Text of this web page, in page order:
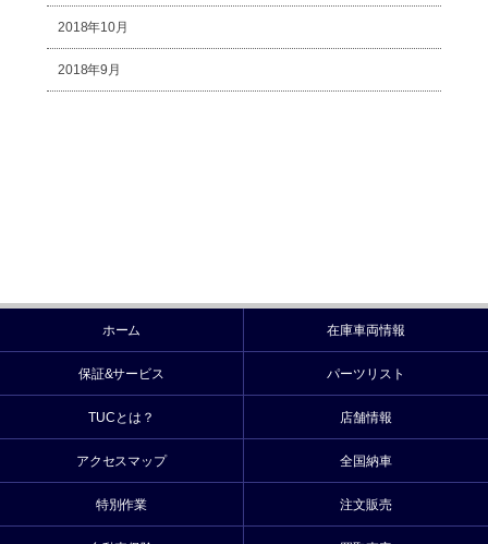
2018年10月
2018年9月
ホーム 在庫車両情報
保証&サービス パーツリスト
TUCとは？ 店舗情報
アクセスマップ 全国納車
特別作業 注文販売